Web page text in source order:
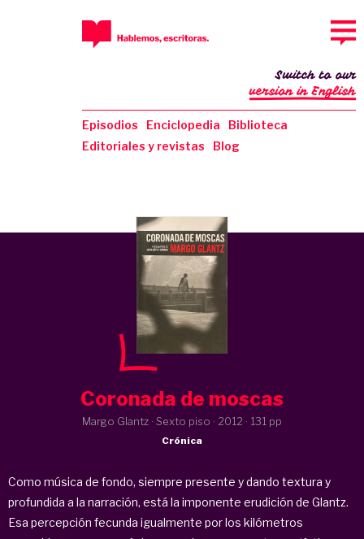
Episodios Enciclopedia
Biblioteca
Editoriales y revistas
Blog
Switch to our
version in English
Coronada de moscas
Margo Glantz · Sexto piso · 2012 · 131 pp
Crónica
Como música de fondo, siempre presente y dando textura y
profundida a la narración, está la imponente erudición de Glantz.
Esa percepción fecunda igualmente por los kilómetros